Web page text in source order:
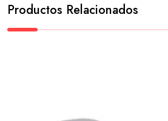
Productos Relacionados